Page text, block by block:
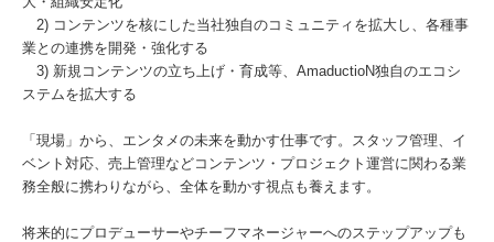
2) コンテンツを核にした当社独自のコミュニティを拡大し、各種事
業との連携を開発・強化する
3) 新規コンテンツの立ち上げ・育成等、AmaductioN独自のエコシ
ステムを拡大する
「現場」から、エンタメの未来を動かす仕事です。スタッフ管理、イ
ベント対応、売上管理などコンテンツ・プロジェクト運営に関わる業
務全般に携わりながら、全体を動かす視点も養えます。
将来的にプロデューサーやチーフマネージャーへのステップアップも